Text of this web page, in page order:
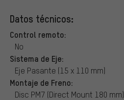
Datos técnicos:
Control remoto:
No
Sistema de Eje:
Eje Pasante (15 x 110 mm)
Montaje de Freno:
Disc PM7 (Direct Mount 180 mm)